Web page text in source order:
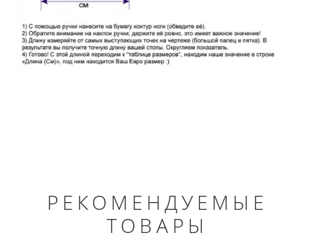
РЕКОМЕНДУЕМЫЕ
ТОВАРЫ